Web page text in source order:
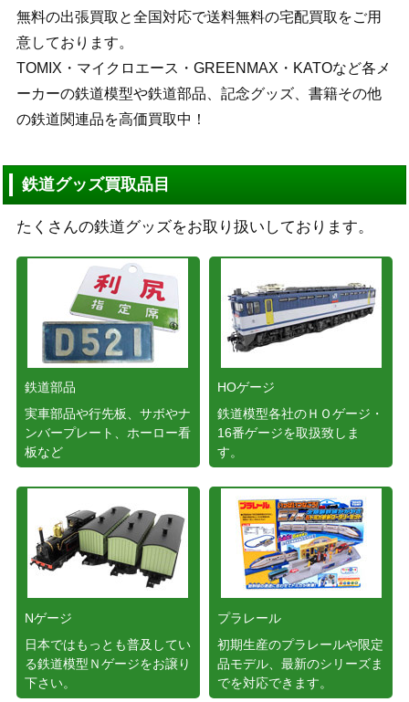
無料の出張買取と全国対応で送料無料の宅配買取をご用
意しております。
TOMIX・マイクロエース・GREENMAX・KATOなど各メ
ーカーの鉄道模型や鉄道部品、記念グッズ、書籍その他
の鉄道関連品を高価買取中！
鉄道グッズ買取品目
たくさんの鉄道グッズをお取り扱いしております。
鉄道部品
実車部品や行先板、サボやナ
ンバープレート、ホーロー看
板など
HOゲージ
鉄道模型各社のＨＯゲージ・
16番ゲージを取扱致しま
す。
Nゲージ
日本ではもっとも普及してい
る鉄道模型Ｎゲージをお譲り
下さい。
プラレール
初期生産のプラレールや限定
品モデル、最新のシリーズま
でを対応できます。